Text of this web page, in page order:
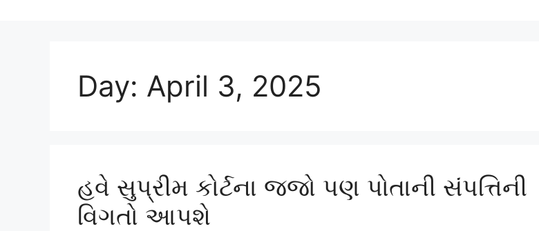
Day: April 3, 2025
હવે સુપ્રીમ કોર્ટના જજો પણ પોતાની સંપત્તિની
વિગતો આપશે